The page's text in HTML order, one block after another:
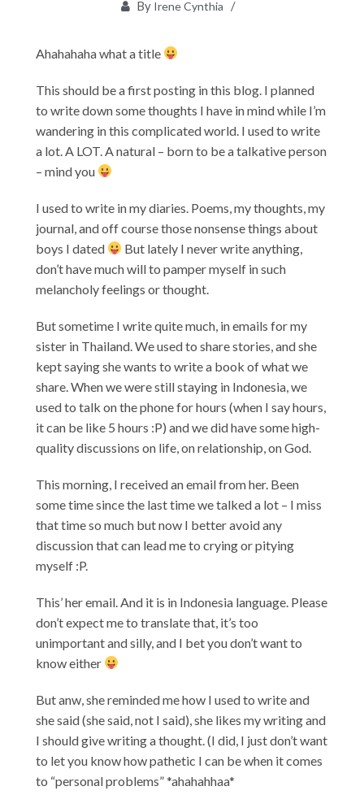
By Irene Cynthia
Ahahahaha what a title
This should be a first posting in this blog. I planned
to write down some thoughts I have in mind while I’m
wandering in this complicated world. I used to write
a lot. A LOT. A natural – born to be a talkative person
– mind you
I used to write in my diaries. Poems, my thoughts, my
journal, and off course those nonsense things about
boys I dated
But lately I never write anything,
don’t have much will to pamper myself in such
melancholy feelings or thought.
But sometime I write quite much, in emails for my
sister in Thailand. We used to share stories, and she
kept saying she wants to write a book of what we
share. When we were still staying in Indonesia, we
used to talk on the phone for hours (when I say hours,
it can be like 5 hours :P) and we did have some high-
quality discussions on life, on relationship, on God.
This morning, I received an email from her. Been
some time since the last time we talked a lot – I miss
that time so much but now I better avoid any
discussion that can lead me to crying or pitying
myself :P.
This’ her email. And it is in Indonesia language. Please
don’t expect me to translate that, it’s too
unimportant and silly, and I bet you don’t want to
know either
But anw, she reminded me how I used to write and
she said (she said, not I said), she likes my writing and
I should give writing a thought. (I did, I just don’t want
to let you know how pathetic I can be when it comes
to “personal problems” *ahahahhaa*